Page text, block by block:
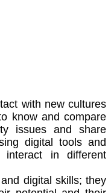
with new cultures
know and compare
issues and share
digital tools and
interact in different
digital skills; they